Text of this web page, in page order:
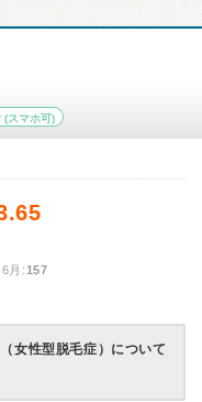
(スマホ可)
:157
女性型脱毛症）について